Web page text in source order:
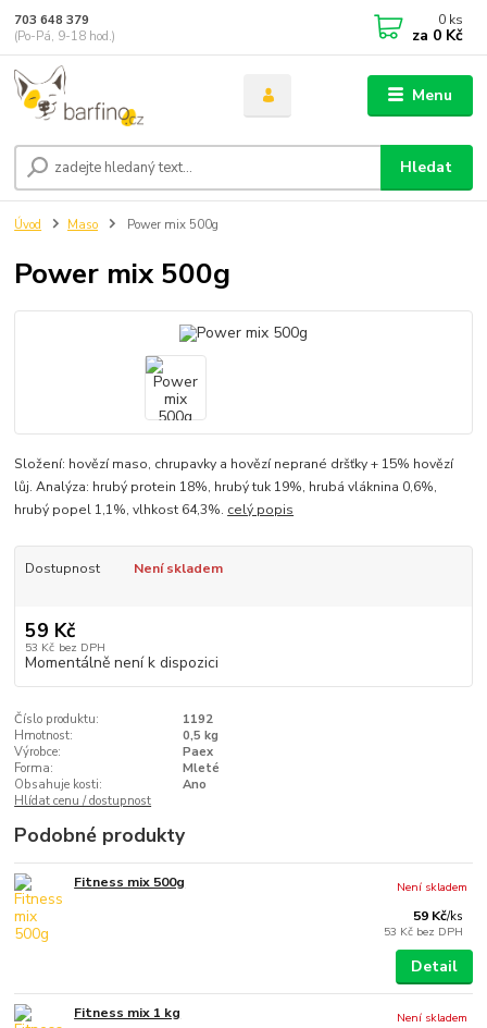
Menu
Hledat
703 648 379
(Po-Pá, 9-18 hod.)
0 ks
za 0 Kč
Úvod Maso Power mix 500g
Power mix 500g
Složení: hovězí maso, chrupavky a hovězí neprané dršťky + 15% hovězí
lůj. Analýza: hrubý protein 18%, hrubý tuk 19%, hrubá vláknina 0,6%,
hrubý popel 1,1%, vlhkost 64,3%. celý popis
Dostupnost Není skladem
59 Kč
53 Kč bez DPH
Momentálně není k dispozici
Číslo produktu:
1192
Hmotnost:
0,5 kg
Výrobce:
Paex
Forma:
Mleté
Obsahuje kosti:
Ano
Hlídat cenu / dostupnost
Podobné produkty
Fitness mix 500g
59 Kč/ks
53 Kč bez DPH
Není skladem
Detail
Fitness mix 1 kg
Není skladem